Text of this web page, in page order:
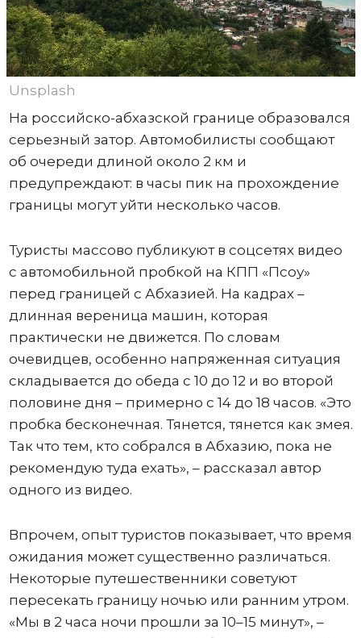
Unsplash
На российско-абхазской границе образовался
серьезный затор. Автомобилисты сообщают
об очереди длиной около 2 км и
предупреждают: в часы пик на прохождение
границы могут уйти несколько часов.
Туристы массово публикуют в соцсетях видео
с автомобильной пробкой на КПП «Псоу»
перед границей с Абхазией. На кадрах –
длинная вереница машин, которая
практически не движется. По словам
очевидцев, особенно напряженная ситуация
складывается до обеда с 10 до 12 и во второй
половине дня – примерно с 14 до 18 часов. «Это
пробка бесконечная. Тянется, тянется как змея.
Так что тем, кто собрался в Абхазию, пока не
рекомендую туда ехать», – рассказал автор
одного из видео.
Впрочем, опыт туристов показывает, что время
ожидания может существенно различаться.
Некоторые путешественники советуют
пересекать границу ночью или ранним утром.
«Мы в 2 часа ночи прошли за 10–15 минут», –